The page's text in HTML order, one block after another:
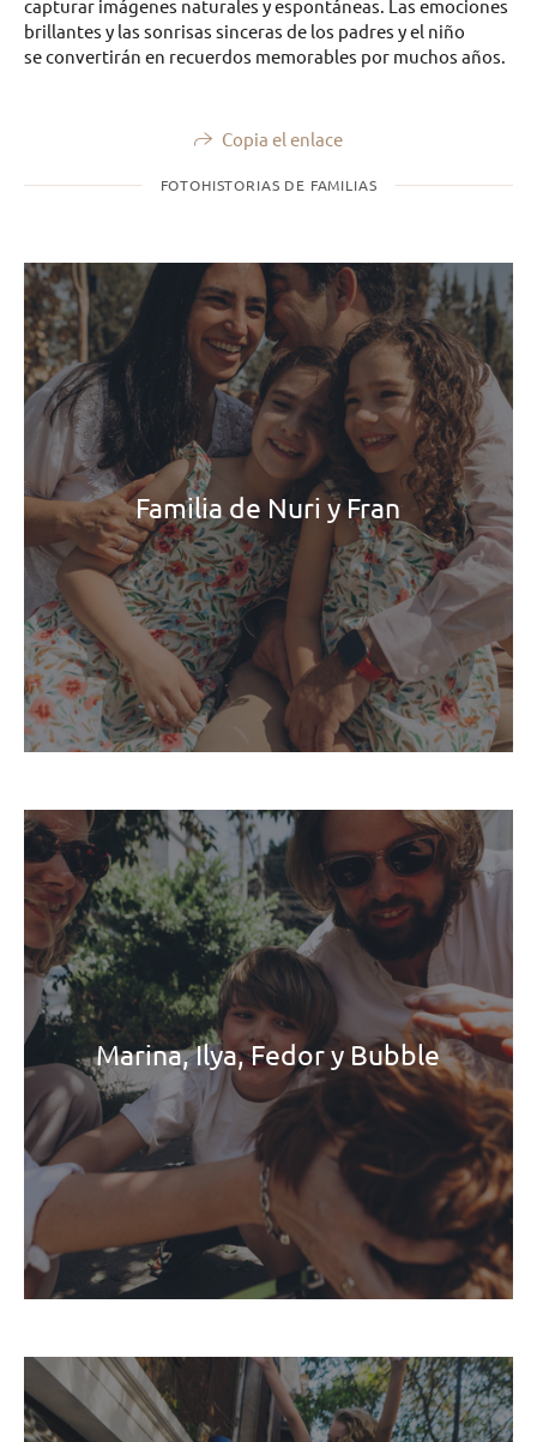
capturar imágenes naturales y espontáneas. Las emociones
brillantes y las sonrisas sinceras de los padres y el niño
se convertirán en recuerdos memorables por muchos años.
Copia el enlace
FOTOHISTORIAS DE FAMILIAS
Familia de Nuri y Fran
Marina, Ilya, Fedor y Bubble